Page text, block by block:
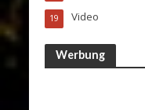
Video
19
Werbung